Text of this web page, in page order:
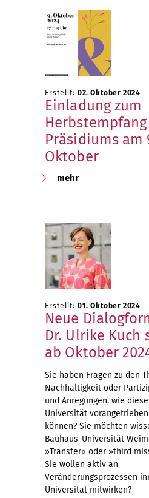
Erstellt: 02. Oktober 2024
Einladung zum
Präsidiums am
Oktober
mehr
Erstellt: 01. Oktober 2024
Neue
Dr. Ulrike Kuch
ab Oktober
Sie haben Fragen zu den
Nachhaltigkeit oder
und Anregungen, wie
Universität
können? Sie möchten
Bauhaus-Universität
»Transfer« oder »third
Sie wollen aktiv an
Veränderungsprozessen
Universität mitwirken?